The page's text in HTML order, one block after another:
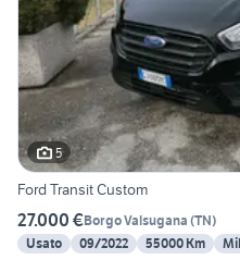
5
Ford Transit Custom
27.000 €Borgo Valsugana (TN)
Usato
09/2022 55000 Km